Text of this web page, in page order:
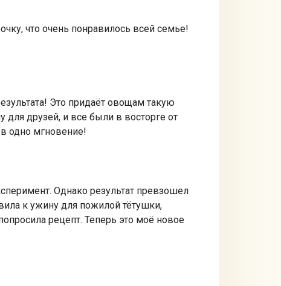
что очень понравилось всей семье!
Это придаёт овощам такую
друзей, и все были в восторге от
в одно мгновение!
Однако результат превзошел
к ужину для пожилой тётушки,
рецепт. Теперь это моё новое